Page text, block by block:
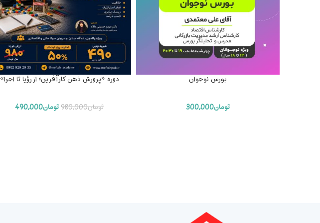
بورس نوجوان
تومان300,000
دوره «پرورش ذهن کارآفرین؛ از رؤیا تا اجرا»
تومان980,000تومان490,000